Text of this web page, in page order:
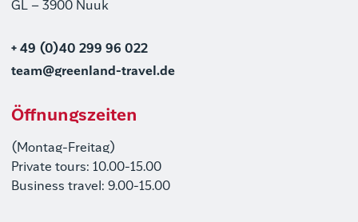
GL – 3900 Nuuk
+ 49 (0)40 299 96 022
team@greenland-travel.de
Öffnungszeiten
(Montag-Freitag)
Private tours: 10.00-15.00
Business travel: 9.00-15.00